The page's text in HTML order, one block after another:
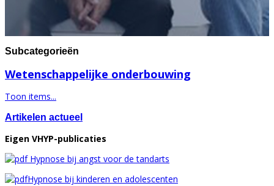
Subcategorieën
Wetenschappelijke onderbouwing
Toon items...
Artikelen actueel
Eigen VHYP-publicaties
Hypnose bij angst voor de tandarts
Hypnose bij kinderen en adolescenten